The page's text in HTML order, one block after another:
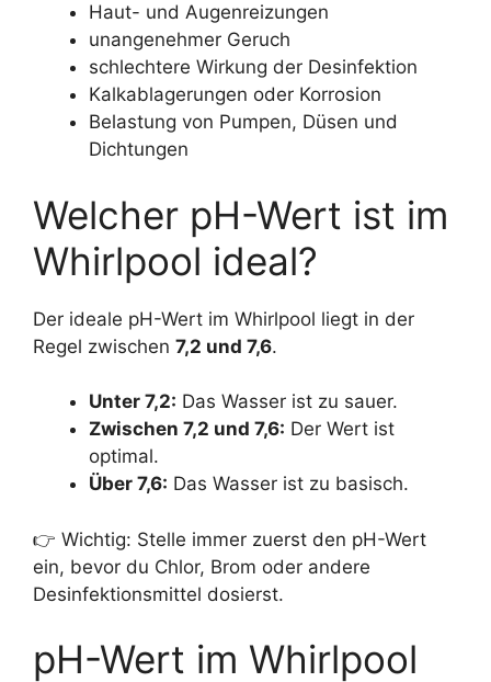
Haut- und Augenreizungen
unangenehmer Geruch
schlechtere Wirkung der Desinfektion
Kalkablagerungen oder Korrosion
Belastung von Pumpen, Düsen und
Dichtungen
Welcher pH-Wert ist im
Whirlpool ideal?
Der ideale pH-Wert im Whirlpool liegt in der
Regel zwischen 7,2 und 7,6.
Unter 7,2: Das Wasser ist zu sauer.
Zwischen 7,2 und 7,6: Der Wert ist
optimal.
Über 7,6: Das Wasser ist zu basisch.
👉 Wichtig: Stelle immer zuerst den pH-Wert
ein, bevor du Chlor, Brom oder andere
Desinfektionsmittel dosierst.
pH-Wert im Whirlpool